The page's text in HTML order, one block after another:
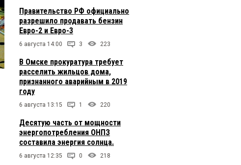
Правительство РФ официально
разрешило продавать бензин
Евро-2 и Евро-3
6 августа 14:00 3 223
В Омске прокуратура требует
расселить жильцов дома,
признанного аварийным в 2019
году
6 августа 13:15 1 220
Десятую часть от мощности
энергопотребления ОНПЗ
составила энергия солнца.
6 августа 12:35 0 218